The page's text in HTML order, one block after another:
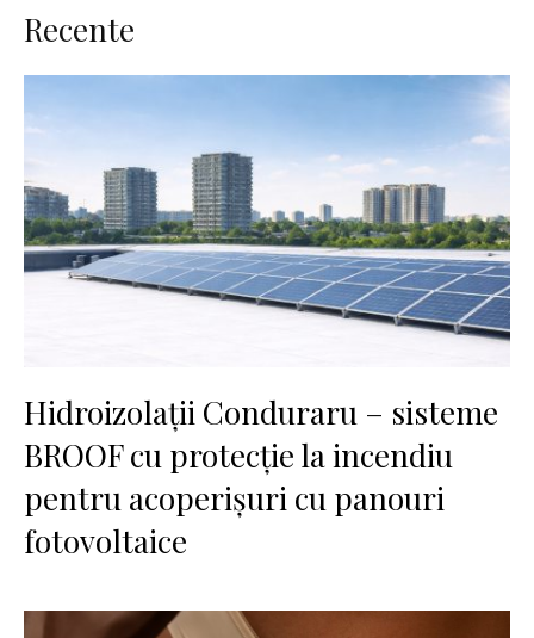
Recente
Hidroizolații Conduraru – sisteme
BROOF cu protecție la incendiu
pentru acoperișuri cu panouri
fotovoltaice